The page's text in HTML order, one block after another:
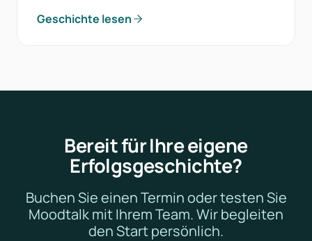
Geschichte lesen
Bereit für Ihre eigene
Erfolgsgeschichte?
Buchen Sie einen Termin oder testen Sie
Moodtalk mit Ihrem Team. Wir begleiten
den Start persönlich.